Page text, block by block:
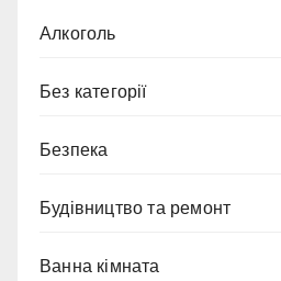
Алкоголь
Без категорії
Безпека
Будівництво та ремонт
Ванна кімната